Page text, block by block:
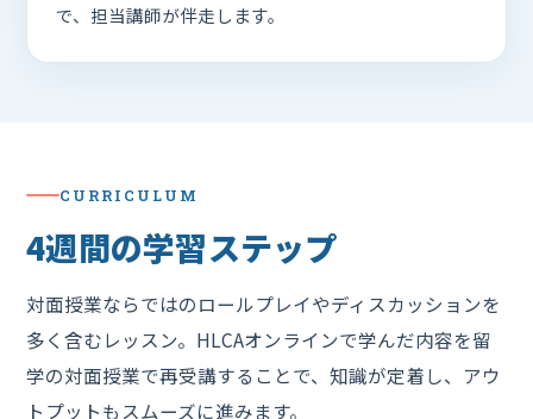
で、担当講師が伴走します。
CURRICULUM
4週間の学習ステップ
対面授業ならではのロールプレイやディスカッションを
多く含むレッスン。HLCAオンラインで学んだ内容を留
学の対面授業で再受講することで、知識が定着し、アウ
トプットもスムーズに進みます。